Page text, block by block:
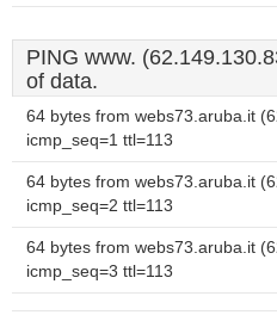
PING www.
of data.
64 bytes from webs73.aruba.it
icmp_seq=1 ttl=113
64 bytes from webs73.aruba.it
icmp_seq=2 ttl=113
64 bytes from webs73.aruba.it
icmp_seq=3 ttl=113